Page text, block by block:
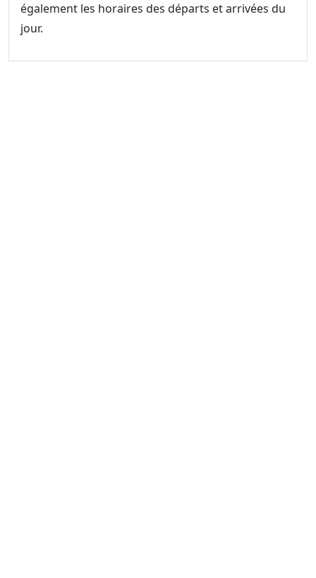
également les horaires des départs et arrivées du
jour.